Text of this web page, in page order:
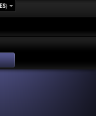
ES)